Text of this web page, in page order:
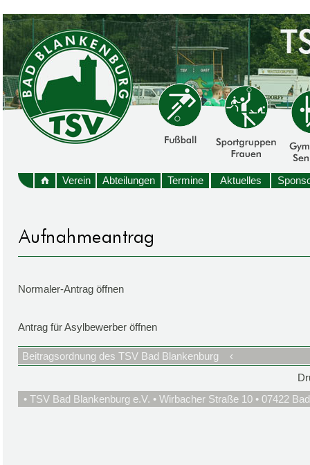
Verein Abteilungen Termine Aktuelles
Normaler-Antrag öffnen
Antrag für Asylbewerber öffnen
Beitragsordnung des TSV Bad Blankenburg
‹
• TSV Bad Blankenburg e.V. • Wirbacher Straße 10 • 07422